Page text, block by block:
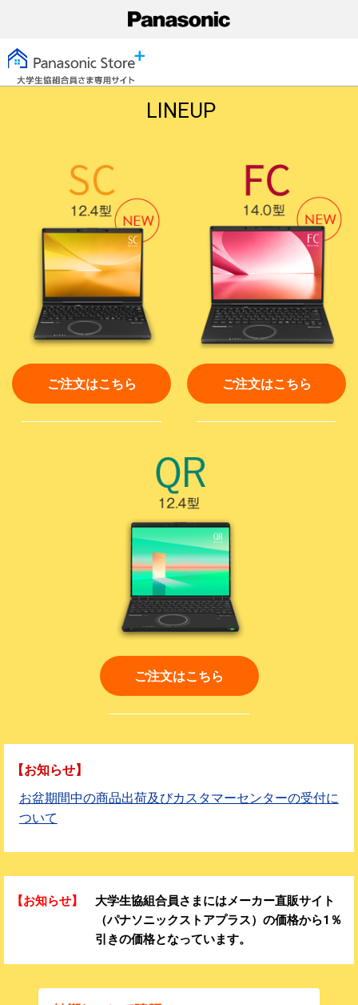
LINEUP
ご注文はこちら ご注文はこちら
ご注文はこちら
【お知らせ】
お盆期間中の商品出荷及びカスタマーセンターの受付に
ついて
【お知らせ】
大学生協組合員さまにはメーカー直販サイト
（パナソニックストアプラス）の価格から1％
引きの価格となっています。